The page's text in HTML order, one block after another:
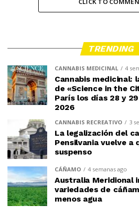
TRENDING
CANNABIS MEDICINAL 4
Cannabis medicinal:
de «Science in the
París los días 28 y
2026
CANNABIS RECREATIVO 3
La legalización del
Pensilvania vuelve a
suspenso
CÁÑAMO 4 semanas ago
Australia Meridional
variedades de
menos agua